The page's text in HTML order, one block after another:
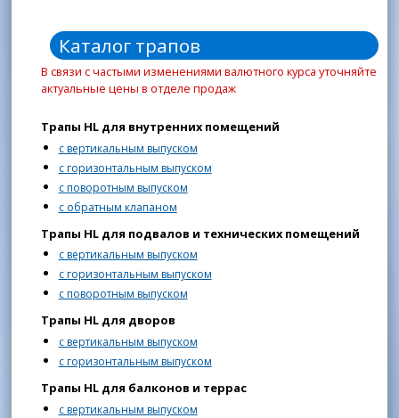
Каталог трапов
В связи с частыми изменениями валютного курса уточняйте
актуальные цены в отделе продаж
Трапы HL для внутренних помещений
с вертикальным выпуском
с горизонтальным выпуском
с поворотным выпуском
с обратным клапаном
Трапы HL для подвалов и технических помещений
с вертикальным выпуском
с горизонтальным выпуском
с поворотным выпуском
Трапы HL для дворов
с вертикальным выпуском
с горизонтальным выпуском
Трапы HL для балконов и террас
с вертикальным выпуском